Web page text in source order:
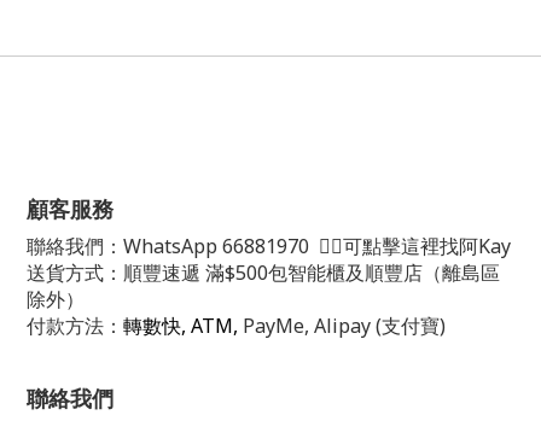
顧客服務
聯絡我們： WhatsApp 66881970 👈🏻可點擊這裡找阿Kay
送貨方式：順豐速遞 滿$500包智能櫃及順豐店（離島區
除外）
付款方法： 轉數快, ATM, PayMe, Alipay (支付寶)
聯絡我們